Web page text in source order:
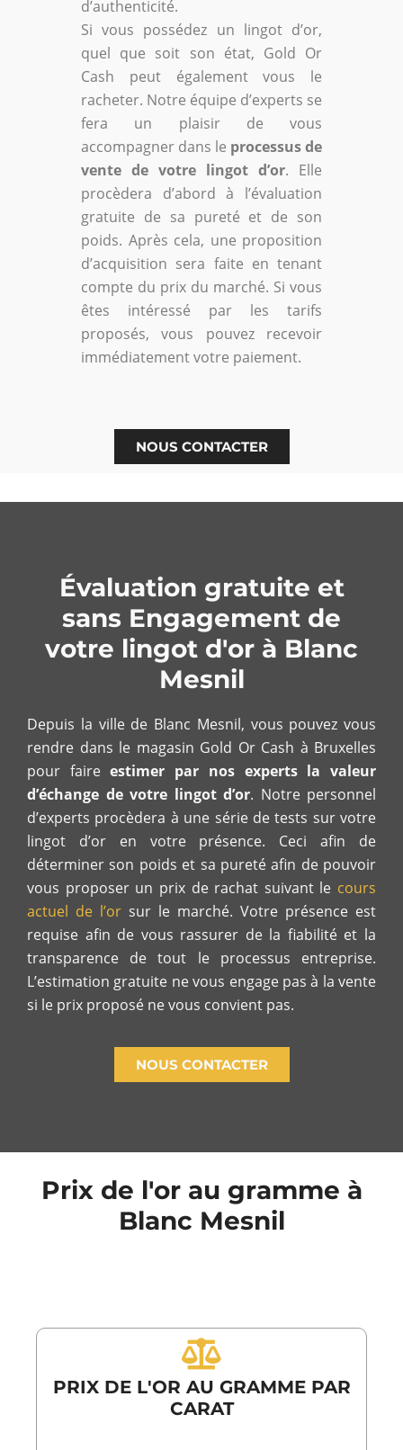
d’authenticité.
Si vous possédez un lingot d’or,
quel que soit son état, Gold Or
Cash peut également vous le
racheter. Notre équipe d’experts se
fera un plaisir de vous
accompagner dans le processus de
vente de votre lingot d’or. Elle
procèdera d’abord à l’évaluation
gratuite de sa pureté et de son
poids. Après cela, une proposition
d’acquisition sera faite en tenant
compte du prix du marché. Si vous
êtes intéressé par les tarifs
proposés, vous pouvez recevoir
immédiatement votre paiement.
NOUS CONTACTER
Évaluation gratuite et
sans Engagement de
votre lingot d'or à Blanc
Mesnil
Depuis la ville de Blanc Mesnil, vous pouvez vous
rendre dans le magasin Gold Or Cash à Bruxelles
pour faireestimer par nos experts la valeur
d’échange de votre lingot d’or. Notre personnel
d’experts procèdera à une série de tests sur votre
lingot d’or en votre présence. Ceci afin de
déterminer son poids et sa pureté afin de pouvoir
vous proposer un prix de rachat suivant le cours
actuel de l’or sur le marché. Votre présence est
requise afin de vous rassurer de la fiabilité et la
transparence de tout le processus entreprise.
L’estimation gratuite ne vous engage pas à la vente
si le prix proposé ne vous convient pas.
NOUS CONTACTER
Prix de l'or au gramme à
Blanc Mesnil
PRIX DE L'OR AU GRAMME PAR
CARAT